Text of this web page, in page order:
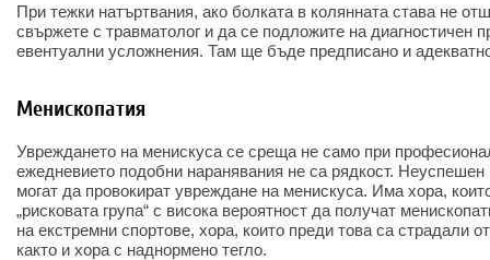
При тежки натъртвания, ако болката в колянната става не
свържете с травматолог и да се подложите на диагностичен
евентуални усложнения. Там ще бъде предписано и
Менископатия
Увреждането на менискуса се среща не само при
ежедневието подобни наранявания не са рядкост. Неуспешен
могат да провокират увреждане на менискуса. Има хора,
„рисковата група“ с висока вероятност да получат
на екстремни спортове, хора, които преди това са страдали
както и хора с наднормено тегло.